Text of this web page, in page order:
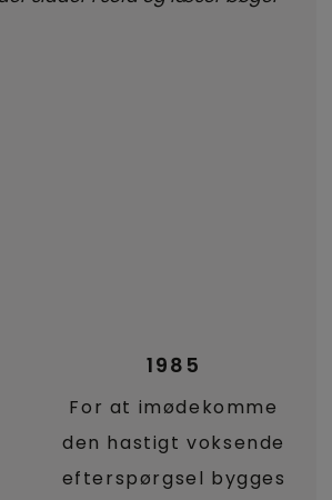
1985
For at imødekomme
den hastigt voksende
efterspørgsel bygges